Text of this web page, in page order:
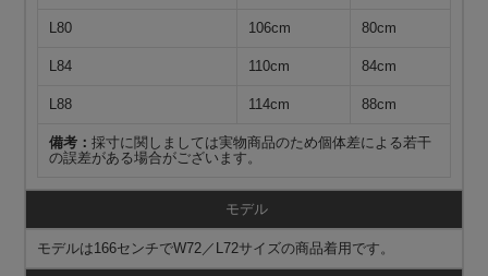
L80 106cm 80cm
L84 110cm 84cm
L88 114cm 88cm
備考： 採寸に関しましては実物商品のため個体差による若干
の誤差がある場合がございます。
モデル
モデルは166センチでW72／L72サイズの商品着用です。